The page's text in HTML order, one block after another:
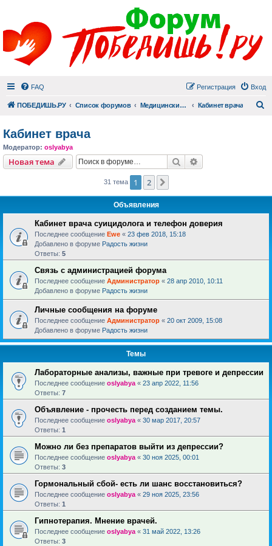
FAQ Вход
Регистрация
ПОБЕДИШЬ.РУ Список форумов Медицинский раздел Кабинет врача
Кабинет врача
Модератор: oslyabya
Новая тема Поиск
31 тема 1 2
Объявления
Кабинет врача суицидолога и телефон доверия
Последнее сообщение Ewe « 23 фев 2018, 15:18
Добавлено в форуме Радость жизни
Ответы: 5
Связь с администрацией форума
Последнее сообщение Администратор « 28 апр 2010, 10:11
Добавлено в форуме Радость жизни
Личные сообщения на форуме
Последнее сообщение Администратор « 20 окт 2009, 15:08
Добавлено в форуме Радость жизни
Темы
Лабораторные анализы, важные при тревоге и депрессии
Последнее сообщение oslyabya « 23 апр 2022, 11:56
Ответы: 7
Объявление - прочесть перед созданием темы.
Последнее сообщение oslyabya « 30 мар 2017, 20:57
Ответы: 1
Можно ли без препаратов выйти из депрессии?
Последнее сообщение oslyabya « 30 ноя 2025, 00:01
Ответы: 3
Гормональный сбой- есть ли шанс восстановиться?
Последнее сообщение oslyabya « 29 ноя 2025, 23:56
Ответы: 1
Гипнотерапия. Мнение врачей.
Последнее сообщение oslyabya « 31 май 2022, 13:26
Ответы: 3